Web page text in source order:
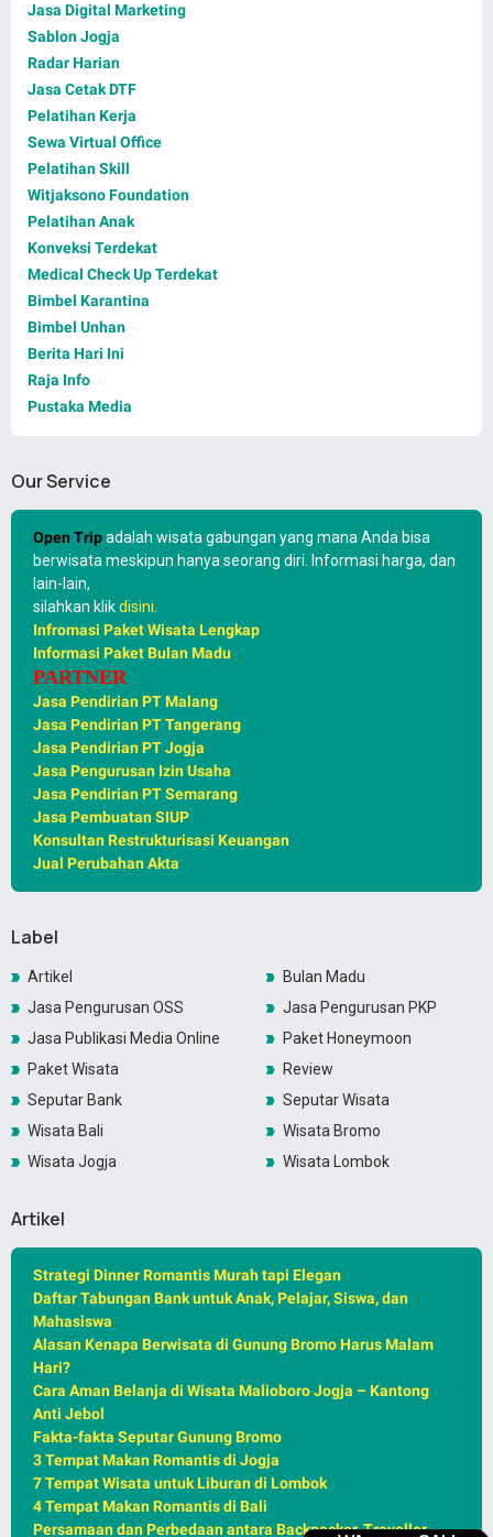
Jasa Digital Marketing
Sablon Jogja
Radar Harian
Jasa Cetak DTF
Pelatihan Kerja
Sewa Virtual Office
Pelatihan Skill
Witjaksono Foundation
Pelatihan Anak
Konveksi Terdekat
Medical Check Up Terdekat
Bimbel Karantina
Bimbel Unhan
Berita Hari Ini
Raja Info
Pustaka Media
Our Service
Open Tripadalah wisata gabungan yang mana Anda bisa
berwisata meskipun hanya seorang diri. Informasi harga, dan
lain-lain,
silahkan klikdisini.
Infromasi Paket Wisata Lengkap
Informasi Paket Bulan Madu
PARTNER
Jasa Pendirian PT Malang
Jasa Pendirian PT Tangerang
Jasa Pendirian PT Jogja
Jasa Pengurusan Izin Usaha
Jasa Pendirian PT Semarang
Jasa Pembuatan SIUP
Konsultan Restrukturisasi Keuangan
Jual Perubahan Akta
Label
Artikel
Bulan Madu
Jasa Pengurusan OSS
Jasa Pengurusan PKP
Jasa Publikasi Media Online
Paket Honeymoon
Paket Wisata
Review
Seputar Bank
Seputar Wisata
Wisata Bali
Wisata Bromo
Wisata Jogja
Wisata Lombok
Artikel
Strategi Dinner Romantis Murah tapi Elegan
Daftar Tabungan Bank untuk Anak, Pelajar, Siswa, dan
Mahasiswa
Alasan Kenapa Berwisata di Gunung Bromo Harus Malam
Hari?
Cara Aman Belanja di Wisata Malioboro Jogja – Kantong
Anti Jebol
Fakta-fakta Seputar Gunung Bromo
3 Tempat Makan Romantis di Jogja
7 Tempat Wisata untuk Liburan di Lombok
4 Tempat Makan Romantis di Bali
Persamaan dan Perbedaan antara Backpacker, Traveller,